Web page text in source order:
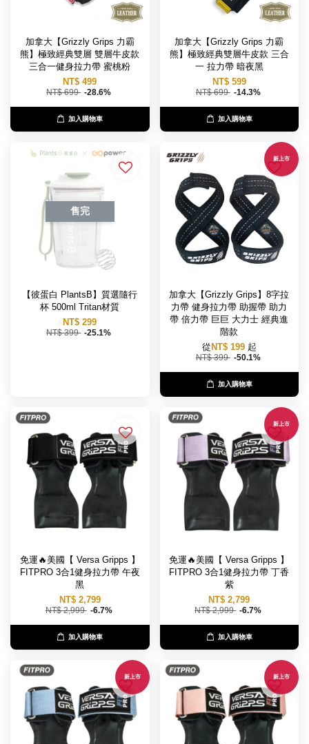
加拿大【Grizzly Grips 力霸
熊】極致經典雙層 雙層牛皮款
三合一健身拉力帶 蜜桃粉
NT$ 499
NT$ 699 -28.6%
加入購物車
加拿大【Grizzly Grips 力霸
熊】極致經典雙層牛皮款 三合
一 拉力帶 暗夜黑
NT$ 599
NT$ 699 -14.3%
加入購物車
售完
【彼蛋白 PlantsB】質選隨行
杯 500ml Tritan材質
NT$ 299
NT$ 399 -25.1%
新上市
加拿大【Grizzly Grips】8字拉
力帶 健身拉力帶 助握帶 助力
帶 倍力帶 巨巨 大力士 經典進
階款
從 NT$ 199 起
NT$ 399 -50.1%
加入購物車
免運🔥美國【 Versa Gripps 】
FITPRO 3合1健身拉力帶 午夜
黑
NT$ 2,799
NT$ 2,999 -6.7%
加入購物車
新上市
免運🔥美國【 Versa Gripps 】
FITPRO 3合1健身拉力帶 丁香
紫
NT$ 2,799
NT$ 2,999 -6.7%
加入購物車
新上市 新上市